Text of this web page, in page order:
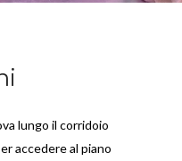
lungo il corridoio
accedere al piano